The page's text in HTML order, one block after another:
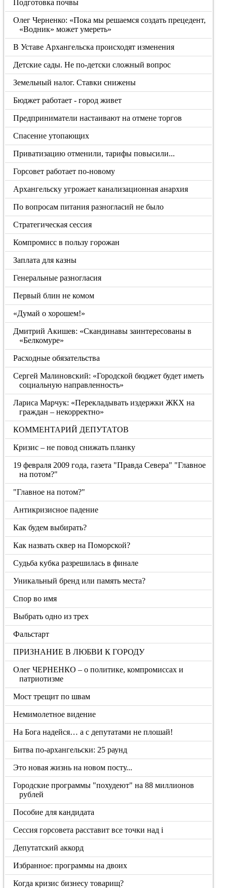
Подготовка почвы
Олег Черненко: «Пока мы решаемся создать прецедент,
«Водник» может умереть»
В Уставе Архангельска происходят изменения
Детские сады. Не по-детски сложный вопрос
Земельный налог. Ставки снижены
Бюджет работает - город живет
Предприниматели настаивают на отмене торгов
Спасение утопающих
Приватизацию отменили, тарифы повысили...
Горсовет работает по-новому
Архангельску угрожает канализационная анархия
По вопросам питания разногласий не было
Стратегическая сессия
Компромисс в пользу горожан
Заплата для казны
Генеральные разногласия
Первый блин не комом
«Думай о хорошем!»
Дмитрий Акишев: «Скандинавы заинтересованы в
«Белкомуре»
Расходные обязательства
Сергей Малиновский: «Городской бюджет будет иметь
социальную направленность»
Лариса Марчук: «Перекладывать издержки ЖКХ на
граждан – некорректно»
КОММЕНТАРИЙ ДЕПУТАТОВ
Кризис – не повод снижать планку
19 февраля 2009 года, газета "Правда Севера" "Главное
на потом?"
"Главное на потом?"
Антикризисное падение
Как будем выбирать?
Как назвать сквер на Поморской?
Судьба кубка разрешилась в финале
Уникальный бренд или память места?
Спор во имя
Выбрать одно из трех
Фальстарт
ПРИЗНАНИЕ В ЛЮБВИ К ГОРОДУ
Олег ЧЕРНЕНКО – о политике, компромиссах и
патриотизме
Мост трещит по швам
Немимолетное видение
На Бога надейся… а с депутатами не плошай!
Битва по-архангельски: 25 раунд
Это новая жизнь на новом посту...
Городские программы "похудеют" на 88 миллионов
рублей
Пособие для кандидата
Сессия горсовета расставит все точки над i
Депутатский аккорд
Избранное: программы на двоих
Когда кризис бизнесу товарищ?